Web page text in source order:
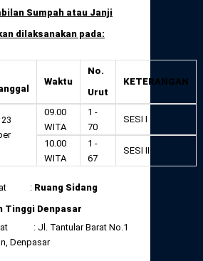
Sumpah atau Janji
dilaksanakan pada:
Waktu
No.
Urut
KETERANGAN
09.00
WITA
1 -
70
SESI I
10.00
WITA
1 -
67
SESI II
: Ruang Sidang
Tinggi Denpasar
: Jl. Tantular Barat No.1
Denpasar